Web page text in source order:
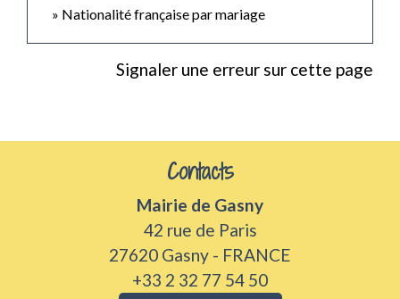
Nationalité française par mariage
Signaler une erreur sur cette page
Contacts
Mairie de Gasny
42 rue de Paris
27620 Gasny - FRANCE
+33 2 32 77 54 50